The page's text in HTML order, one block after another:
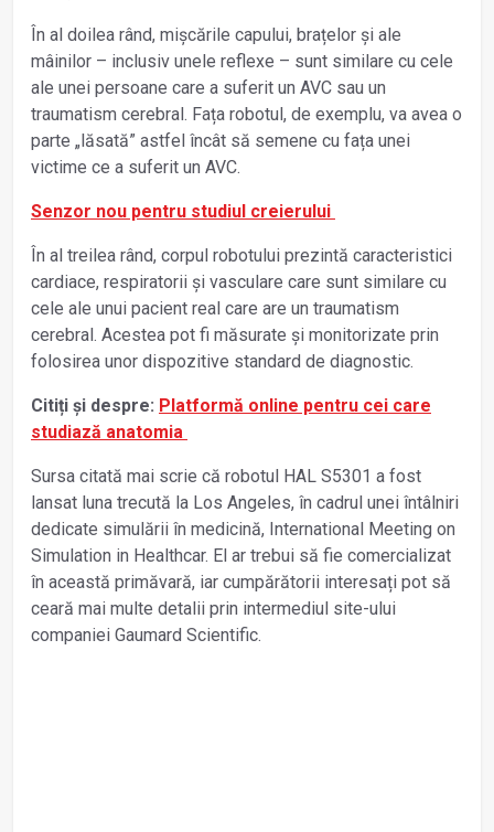
În al doilea rând, mișcările capului, brațelor și ale
mâinilor – inclusiv unele reflexe – sunt similare cu cele
ale unei persoane care a suferit un AVC sau un
traumatism cerebral. Fața robotul, de exemplu, va avea o
parte „lăsată” astfel încât să semene cu fața unei
victime ce a suferit un AVC.
Senzor nou pentru studiul creierului
În al treilea rând, corpul robotului prezintă caracteristici
cardiace, respiratorii și vasculare care sunt similare cu
cele ale unui pacient real care are un traumatism
cerebral. Acestea pot fi măsurate și monitorizate prin
folosirea unor dispozitive standard de diagnostic.
Citiți și despre: Platformă online pentru cei care
studiază anatomia
Sursa citată mai scrie că robotul HAL S5301 a fost
lansat luna trecută la Los Angeles, în cadrul unei întâlniri
dedicate simulării în medicină, International Meeting on
Simulation in Healthcar. El ar trebui să fie comercializat
în această primăvară, iar cumpărătorii interesați pot să
ceară mai multe detalii prin intermediul site-ului
companiei Gaumard Scientific.